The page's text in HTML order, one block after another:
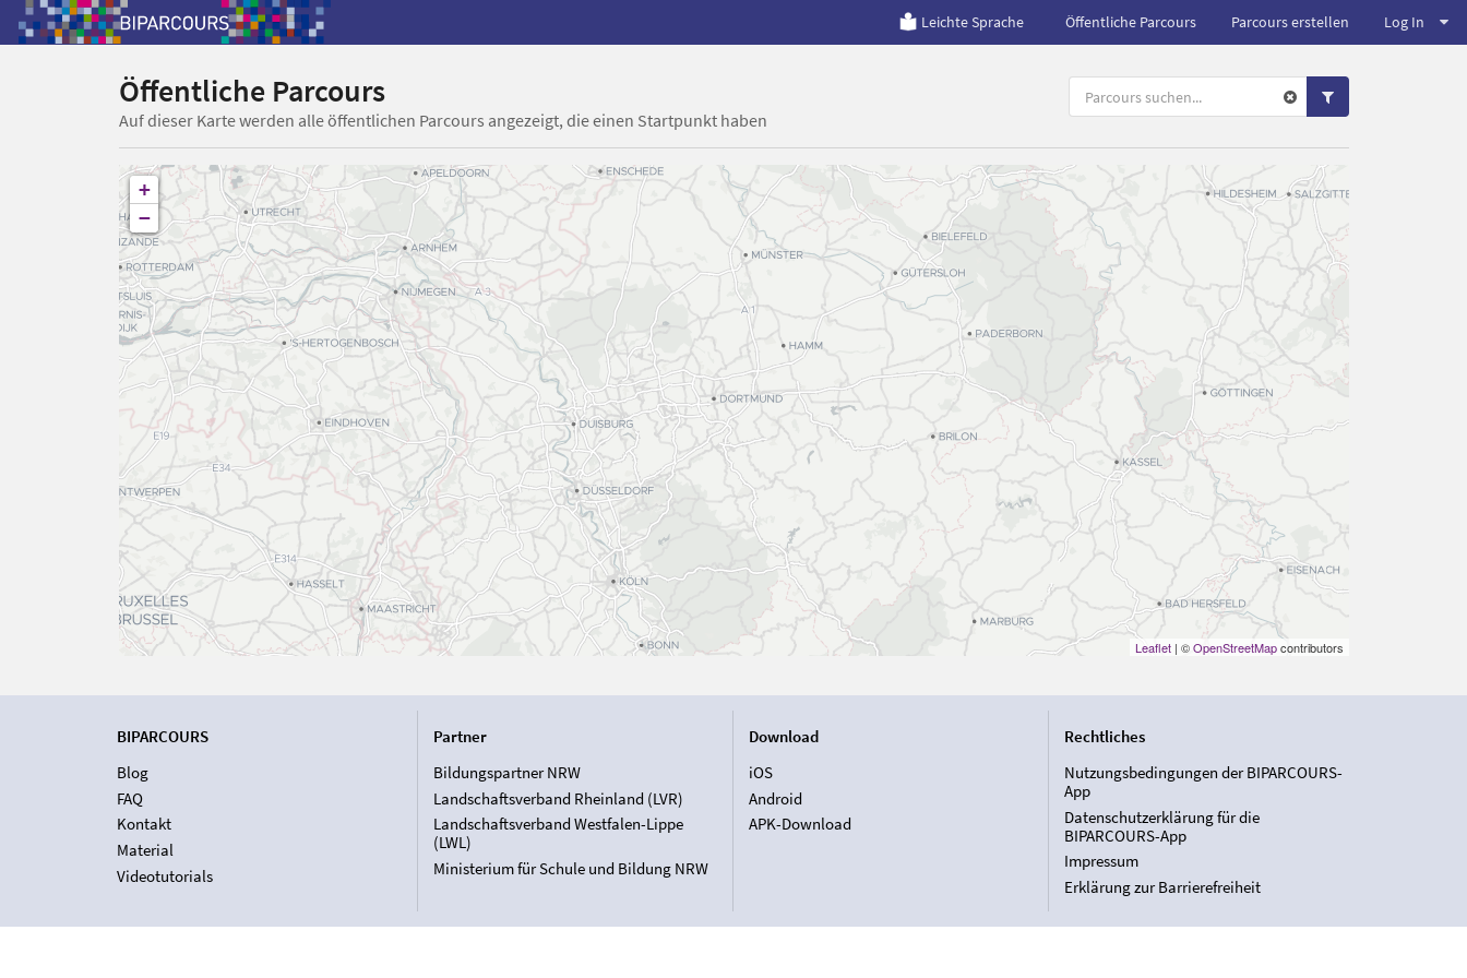
Leichte Sprache Öffentliche Parcours Parcours erstellen Log In
Öffentliche Parcours
Auf dieser Karte werden alle öffentlichen Parcours angezeigt, die einen Startpunkt haben
+
−
Leaflet| ©OpenStreetMapcontributors
BIPARCOURS
Blog
FAQ
Kontakt
Material
Videotutorials
Partner
Bildungspartner NRW
Landschaftsverband Rheinland (LVR)
Landschaftsverband Westfalen-Lippe
(LWL)
Ministerium für Schule und Bildung NRW
Download
iOS
Android
APK-Download
Rechtliches
Nutzungsbedingungen der BIPARCOURS-
App
Datenschutzerklärung für die
BIPARCOURS-App
Impressum
Erklärung zur Barrierefreiheit